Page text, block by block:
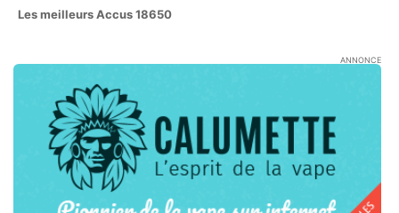
Les meilleurs Accus 18650
ANNONCE